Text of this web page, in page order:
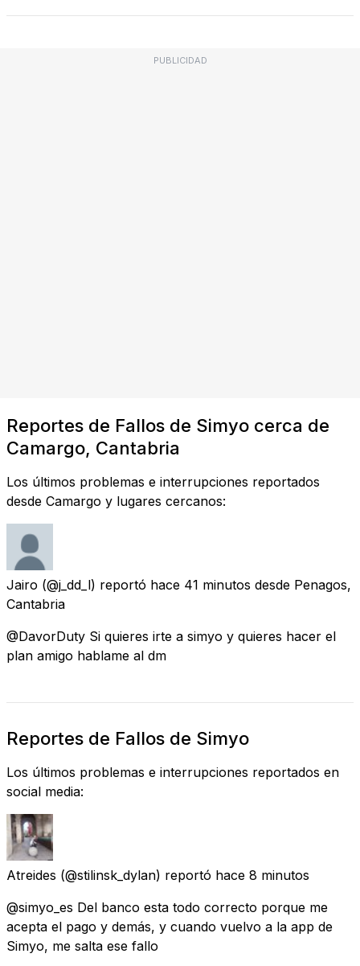
PUBLICIDAD
Reportes de Fallos de Simyo cerca de
Camargo, Cantabria
Los últimos problemas e interrupciones reportados
desde Camargo y lugares cercanos:
Jairo (@j_dd_l) reportó hace 41 minutos desde Penagos,
Cantabria
@DavorDuty Si quieres irte a simyo y quieres hacer el
plan amigo hablame al dm
Reportes de Fallos de Simyo
Los últimos problemas e interrupciones reportados en
social media:
Atreides (@stilinsk_dylan) reportó hace 8 minutos
@simyo_es Del banco esta todo correcto porque me
acepta el pago y demás, y cuando vuelvo a la app de
Simyo, me salta ese fallo